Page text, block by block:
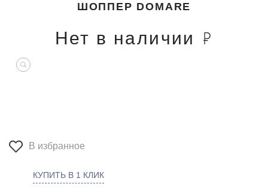
ШОППЕР DOMARE
Нет в наличии
В избранное
КУПИТЬ В 1 КЛИК